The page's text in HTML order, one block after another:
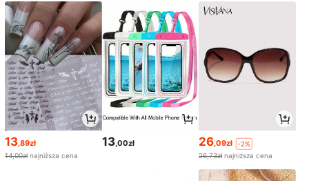
13,89zł
14,00zł najniższa cena
13,00zł 26,09zł
-2%
26,73zł najniższa cena